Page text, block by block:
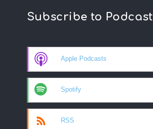
Subscribe to Podcast
Apple Podcasts
Spotify
RSS